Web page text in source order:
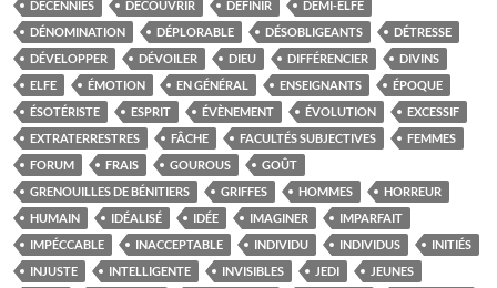
DÉCENNIES
DÉCOUVRIR DÉFINIR
DEMI-ELFE
DÉNOMINATION
DÉPLORABLE DÉSOBLIGEANTS
DÉTRESSE
DÉVELOPPER
DÉVOILER DIEU DIFFÉRENCIER
DIVINS
ELFE
ÉMOTION EN GÉNÉRAL ENSEIGNANTS
ÉPOQUE
ÉSOTÉRISTE
ESPRIT ÉVÈNEMENT ÉVOLUTION
EXCESSIF
EXTRATERRESTRES
FÂCHE FACULTÉS SUBJECTIVES
FEMMES
FORUM
FRAIS GOUROUS
GOÛT
GRENOUILLES DE BÉNITIERS
GRIFFES HOMMES
HORREUR
HUMAIN
IDÉALISÉ IDÉE IMAGINER
IMPARFAIT
IMPÉCCABLE
INACCEPTABLE INDIVIDU INDIVIDUS
INITIÉS
INJUSTE
INTELLIGENTE INVISIBLES JEDI
JEUNES